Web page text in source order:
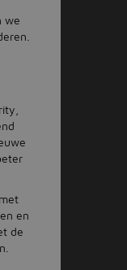
we
en
de